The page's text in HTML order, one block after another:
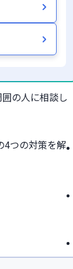
の人に相談し
4つの対策を解